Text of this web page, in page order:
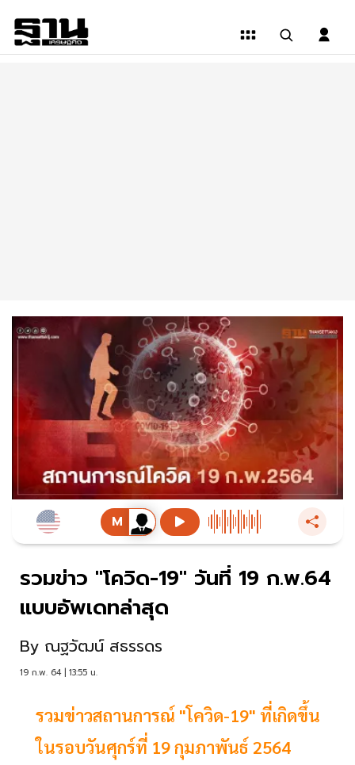
รวมข่าว "โควิด-19" วันที่ 19 ก.พ.64
แบบอัพเดทล่าสุด
By ณฐวัฒน์ สธรรดร
19 ก.พ. 64 | 13:55 น.
รวมข่าวสถานการณ์ "โควิด-19" ที่เกิดขึ้น
ในรอบวันศุกร์ที่ 19 กุมภาพันธ์ 2564